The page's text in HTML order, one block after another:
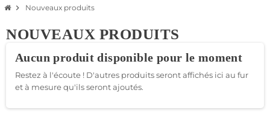
chevron_right Nouveaux produits
NOUVEAUX PRODUITS
Aucun produit disponible pour le moment
Restez à l'écoute ! D'autres produits seront affichés ici au fur
et à mesure qu'ils seront ajoutés.